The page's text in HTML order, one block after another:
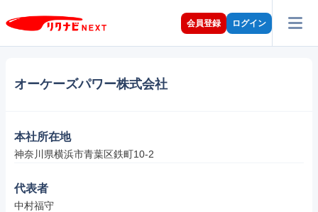
会員登録 ログイン
オーケーズパワー株式会社
本社所在地
神奈川県横浜市青葉区鉄町10-2
代表者
中村福守